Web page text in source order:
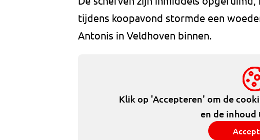
tijdens koopavond stormde een
Antonis in Veldhoven binnen.
Klik op 'Accepteren' om de
en de inhoud